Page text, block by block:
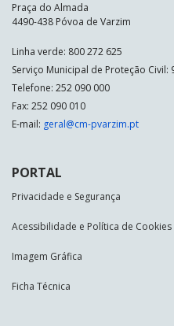
Praça do Almada
4490-438 Póvoa de Varzim
Linha verde: 800 272 625
Serviço Municipal de Proteção Civil:
Telefone: 252 090 000
Fax: 252 090 010
E-mail: geral@cm-pvarzim.pt
PORTAL
Privacidade e Segurança
Acessibilidade e Política de Cookies
Imagem Gráfica
Ficha Técnica